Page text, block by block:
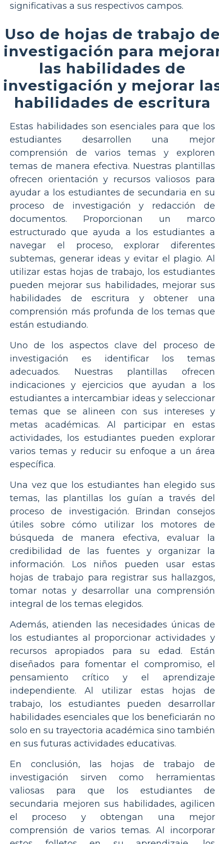
significativas a sus respectivos campos.
Uso de hojas de trabajo
investigación para
las habilidades de
investigación y mejorar
habilidades de escritura
Estas habilidades son esenciales para que los
estudiantes desarrollen una mejor
comprensión de varios temas y exploren
temas de manera efectiva. Nuestras plantillas
ofrecen orientación y recursos valiosos para
ayudar a los estudiantes de secundaria en su
proceso de investigación y redacción de
documentos. Proporcionan un marco
estructurado que ayuda a los estudiantes a
navegar el proceso, explorar diferentes
subtemas, generar ideas y evitar el plagio. Al
utilizar estas hojas de trabajo, los estudiantes
pueden mejorar sus habilidades, mejorar sus
habilidades de escritura y obtener una
comprensión más profunda de los temas que
están estudiando.
Uno de los aspectos clave del proceso de
investigación es identificar los temas
adecuados. Nuestras plantillas ofrecen
indicaciones y ejercicios que ayudan a los
estudiantes a intercambiar ideas y seleccionar
temas que se alineen con sus intereses y
metas académicas. Al participar en estas
actividades, los estudiantes pueden explorar
varios temas y reducir su enfoque a un área
específica.
Una vez que los estudiantes han elegido sus
temas, las plantillas los guían a través del
proceso de investigación. Brindan consejos
útiles sobre cómo utilizar los motores de
búsqueda de manera efectiva, evaluar la
credibilidad de las fuentes y organizar la
información. Los niños pueden usar estas
hojas de trabajo para registrar sus hallazgos,
tomar notas y desarrollar una comprensión
integral de los temas elegidos.
Además, atienden las necesidades únicas de
los estudiantes al proporcionar actividades y
recursos apropiados para su edad. Están
diseñados para fomentar el compromiso, el
pensamiento crítico y el aprendizaje
independiente. Al utilizar estas hojas de
trabajo, los estudiantes pueden desarrollar
habilidades esenciales que los beneficiarán no
solo en su trayectoria académica sino también
en sus futuras actividades educativas.
En conclusión, las hojas de trabajo de
investigación sirven como herramientas
valiosas para que los estudiantes de
secundaria mejoren sus habilidades, agilicen
el proceso y obtengan una mejor
comprensión de varios temas. Al incorporar